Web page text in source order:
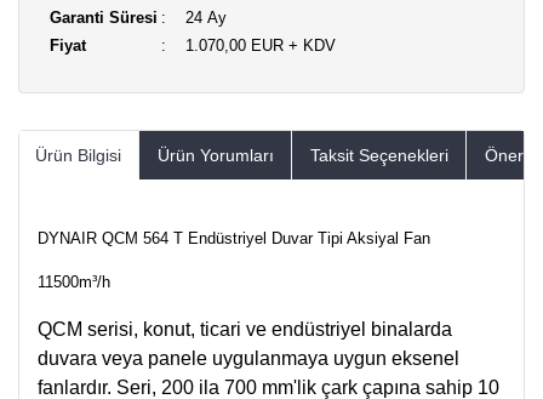
Garanti Süresi
24 Ay
Fiyat
1.070,00 EUR + KDV
Ürün Bilgisi Ürün Yorumları Taksit Seçenekleri
DYNAIR QCM 564 T Endüstriyel Duvar Tipi Aksiyal Fan
11500m³/h
QCM serisi, konut, ticari ve endüstriyel binalarda
duvara veya panele uygulanmaya uygun eksenel
fanlardır. Seri, 200 ila 700 mm'lik çark çapına sahip 10